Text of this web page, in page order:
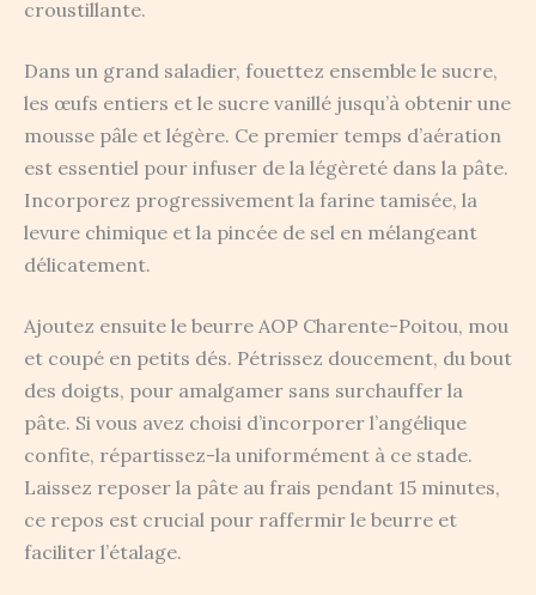
croustillante.
Dans un grand saladier, fouettez ensemble le sucre,
les œufs entiers et le sucre vanillé jusqu’à obtenir une
mousse pâle et légère. Ce premier temps d’aération
est essentiel pour infuser de la légèreté dans la pâte.
Incorporez progressivement la farine tamisée, la
levure chimique et la pincée de sel en mélangeant
délicatement.
Ajoutez ensuite le beurre AOP Charente-Poitou, mou
et coupé en petits dés. Pétrissez doucement, du bout
des doigts, pour amalgamer sans surchauffer la
pâte. Si vous avez choisi d’incorporer l’angélique
confite, répartissez-la uniformément à ce stade.
Laissez reposer la pâte au frais pendant 15 minutes,
ce repos est crucial pour raffermir le beurre et
faciliter l’étalage.